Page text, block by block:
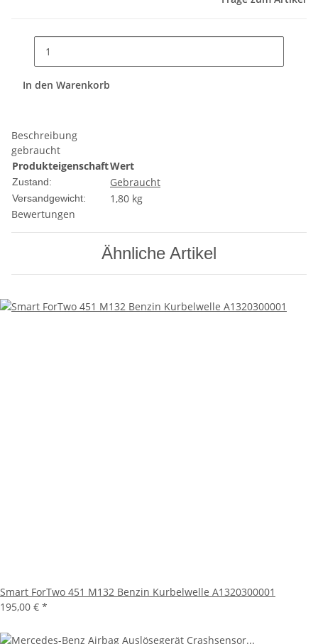
In den Warenkorb
Beschreibung
gebraucht
ProdukteigenschaftWert
Zustand: Gebraucht
Versandgewicht:
1,80 kg
Bewertungen
Ähnliche Artikel
Smart ForTwo 451 M132 Benzin Kurbelwelle A1320300001
195,00 € *